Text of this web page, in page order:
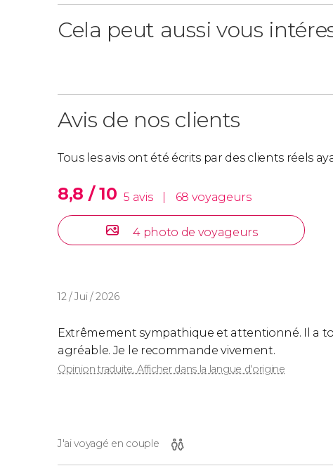
Cela peut aussi vous
Avis de nos clients
Tous les avis ont été écrits par des clients réels
8,8 / 10 5 avis 68 voyageurs
4 photo de voyageurs
12 / Jui / 2026
Extrêmement sympathique et attentionné. Il a
agréable. Je le recommande vivement.
Opinion traduite. Afficher dans la langue d'origine
J'ai voyagé en couple